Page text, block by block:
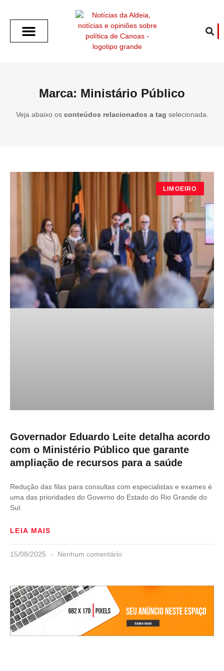
Marca: Ministário Público
Veja abaixo os conteúdos relacionados a tag selecionada.
LIMOEIRO
Governador Eduardo Leite detalha acordo
com o Ministério Público que garante
ampliação de recursos para a saúde
Redução das filas para consultas com especialistas e exames é
uma das prioridades do Governo do Estado do Rio Grande do
Sul.
LEIA MAIS
15/08/2025 Nenhum comentário